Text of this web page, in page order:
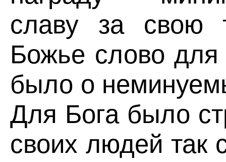
славу за свою
Божье слово
было о
Для Бога было
своих людей так